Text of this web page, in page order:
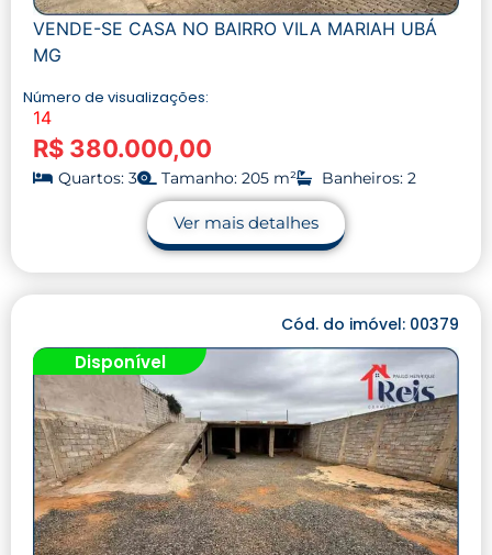
VENDE-SE CASA NO BAIRRO VILA MARIAH UBÁ
MG
Número de visualizações:
14
R$ 380.000,00
Quartos: 3 Tamanho: 205 m² Banheiros: 2
Ver mais detalhes
Cód. do imóvel: 00379
Disponível